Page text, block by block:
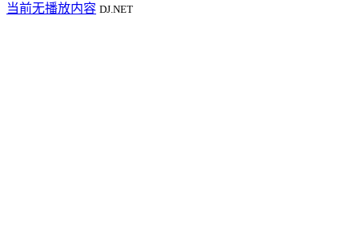
当前无播放内容 DJ.NET